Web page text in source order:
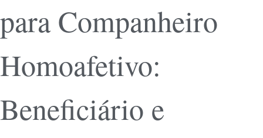
para Companheiro
Homoafetivo:
Beneficiário e